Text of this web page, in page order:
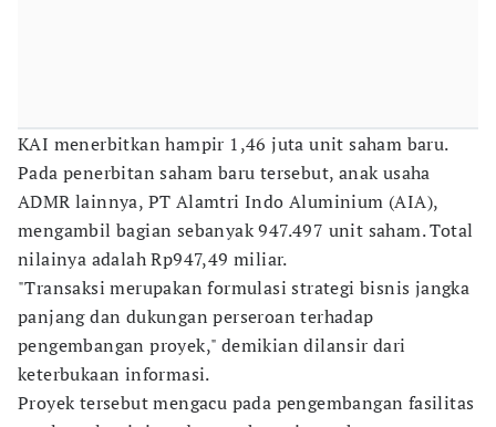
KAI menerbitkan hampir 1,46 juta unit saham baru.
Pada penerbitan saham baru tersebut, anak usaha
ADMR lainnya, PT Alamtri Indo Aluminium (AIA),
mengambil bagian sebanyak 947.497 unit saham. Total
nilainya adalah Rp947,49 miliar.
"Transaksi merupakan formulasi strategi bisnis jangka
panjang dan dukungan perseroan terhadap
pengembangan proyek," demikian dilansir dari
keterbukaan informasi.
Proyek tersebut mengacu pada pengembangan fasilitas